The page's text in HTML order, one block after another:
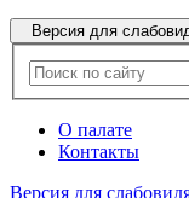
Версия для
О палате
Контакты
Версия для